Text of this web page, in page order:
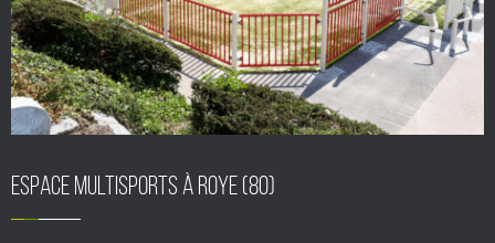
Espace multisports à ROYE (80)